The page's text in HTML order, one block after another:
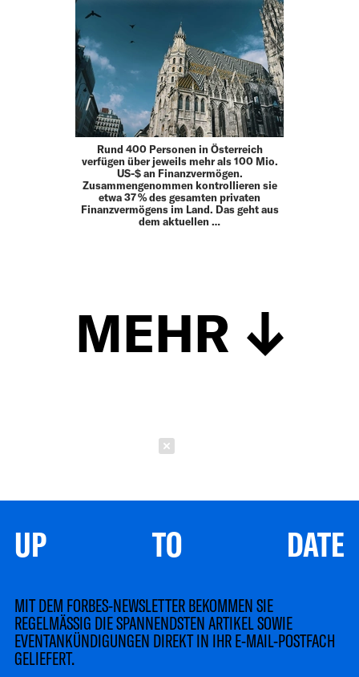
Rund 400 Personen in Österreich
verfügen über jeweils mehr als 100 Mio.
US-$ an Finanzvermögen.
Zusammengenommen kontrollieren sie
etwa 37 % des gesamten privaten
Finanzvermögens im Land. Das geht aus
dem aktuellen …
MEHR
UP TO DATE
MIT DEM FORBES-NEWSLETTER BEKOMMEN SIE
REGELMÄSSIG DIE SPANNENDSTEN ARTIKEL SOWIE
EVENTANKÜNDIGUNGEN DIREKT IN IHR E-MAIL-POSTFACH
GELIEFERT.